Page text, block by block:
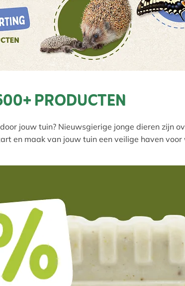
PRODUCTEN
jouw tuin? Nieuwsgierige jonge dieren zijn
en maak van jouw tuin een veilige haven voor